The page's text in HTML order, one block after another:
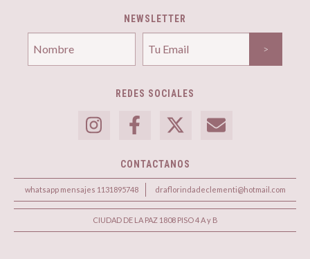
NEWSLETTER
REDES SOCIALES
CONTACTANOS
whatsapp mensajes 1131895748 draflorindadeclementi@hotmail.com
CIUDAD DE LA PAZ 1808 PISO 4 A y B